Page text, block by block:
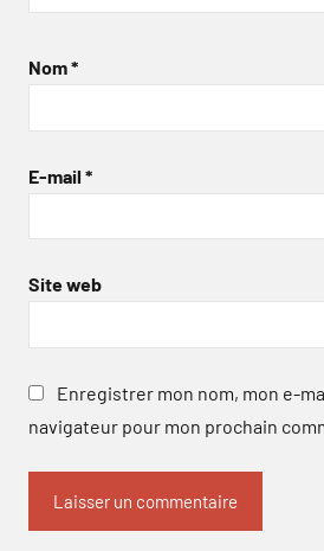
Nom*
E-mail *
Site web
Enregistrer mon nom, mon e-
navigateur pour mon prochain